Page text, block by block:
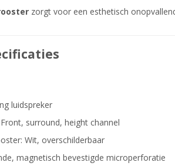
zorgt voor een esthetisch
luidspreker
surround, height channel
Wit, overschilderbaar
magnetisch bevestigde microperforatie